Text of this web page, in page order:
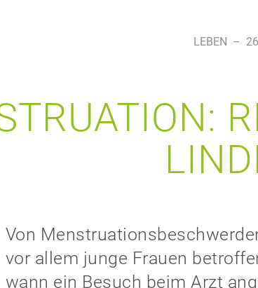
LEBEN –
Von
vor allem junge Frauen
wann ein Besuch beim Arzt